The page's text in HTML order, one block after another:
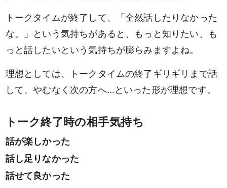
トークタイムが終了して、「全然話したりなかった
な。」という気持ちがあると、もっと知りたい、も
っと話したいという気持ちが膨らみますよね。
理想としては、トークタイムの終了ギリギリまで話
して、やむなく次の方へ…といった形が理想です。
トーク終了時の相手気持ち
話が楽しかった
話し足りなかった
話せて良かった